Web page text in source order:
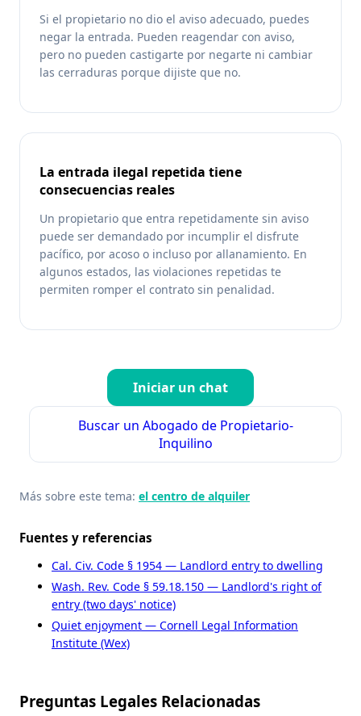
Si el propietario no dio el aviso adecuado, puedes
negar la entrada. Pueden reagendar con aviso,
pero no pueden castigarte por negarte ni cambiar
las cerraduras porque dijiste que no.
La entrada ilegal repetida tiene
consecuencias reales
Un propietario que entra repetidamente sin aviso
puede ser demandado por incumplir el disfrute
pacífico, por acoso o incluso por allanamiento. En
algunos estados, las violaciones repetidas te
permiten romper el contrato sin penalidad.
Iniciar un chat
Buscar un Abogado de Propietario-
Inquilino
Más sobre este tema: el centro de alquiler
Fuentes y referencias
Cal. Civ. Code § 1954 — Landlord entry to dwelling
Wash. Rev. Code § 59.18.150 — Landlord's right of
entry (two days' notice)
Quiet enjoyment — Cornell Legal Information
Institute (Wex)
Preguntas Legales Relacionadas